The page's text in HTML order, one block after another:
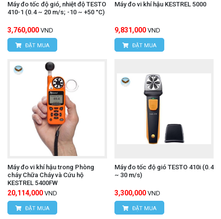
Máy đo tốc độ gió, nhiệt độ TESTO
410-1 (0.4 ~ 20 m/s; -10 ~ +50 °C)
3,760,000 VND
ĐẶT MUA
Máy đo vi khí hậu KESTREL 5000
9,831,000 VND
ĐẶT MUA
Máy đo vi khí hậu trong Phòng
cháy Chữa Cháy và Cứu hộ
KESTREL 5400FW
20,114,000 VND
ĐẶT MUA
Máy đo tốc độ gió TESTO 410i (0.4
~ 30 m/s)
3,300,000 VND
ĐẶT MUA